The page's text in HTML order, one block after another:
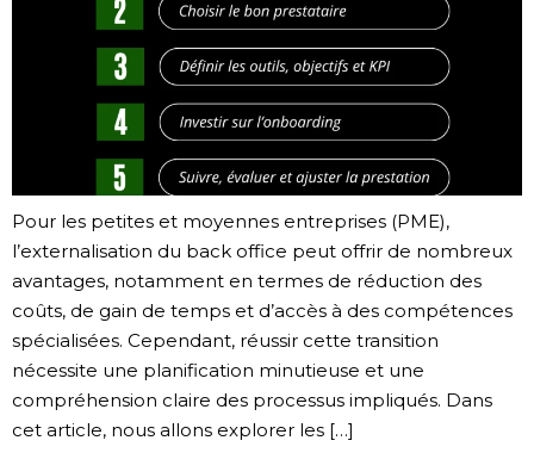
Pour les petites et moyennes entreprises (PME),
l’externalisation du back office peut offrir de nombreux
avantages, notamment en termes de réduction des
coûts, de gain de temps et d’accès à des compétences
spécialisées. Cependant, réussir cette transition
nécessite une planification minutieuse et une
compréhension claire des processus impliqués. Dans
cet article, nous allons explorer les […]